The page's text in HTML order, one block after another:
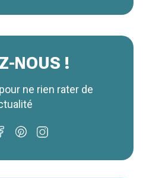
NOUS !
ne rien rater de